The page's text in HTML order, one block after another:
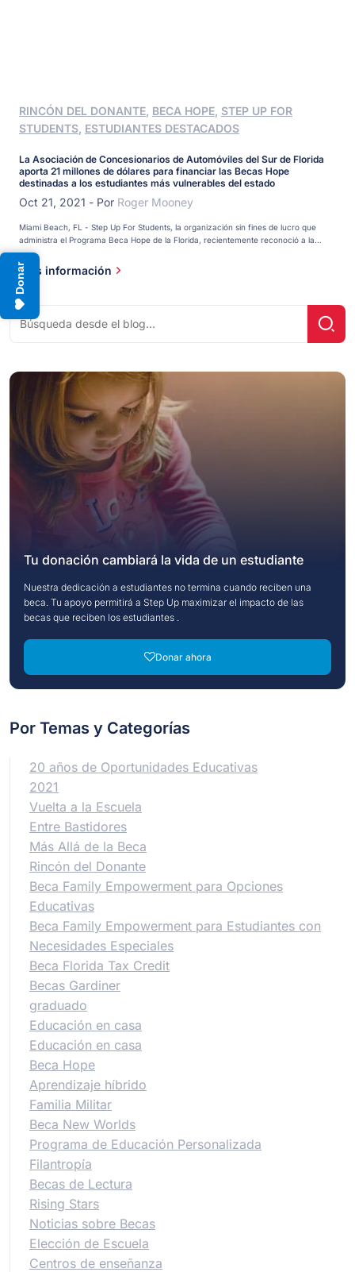
Donar
RINCÓN DEL DONANTE BECA HOPE STEP UP FOR
STUDENTS ESTUDIANTES DESTACADOS
La Asociación de Concesionarios de Automóviles del Sur de Florida
aporta 21 millones de dólares para financiar las Becas Hope
destinadas a los estudiantes más vulnerables del estado
Oct 21, 2021 - Por Roger Mooney
Miami Beach, FL - Step Up For Students, la organización sin fines de lucro que
administra el Programa Beca Hope de la Florida, recientemente reconoció a la
Asociación de Concesionarios de Automóviles del Sur de la Florida (SFADA) y a sus
miembros concesionarios con el Premio Partners For Hope por apoyar el programa
desde su inicio. Colectivamente, los concesionarios miembros de SFADA han
contribuido con $21,887,000 para financiar becas Hope para [...]
Más información
Buscar:
Tu donación cambiará la vida de un estudiante
Nuestra dedicación a estudiantes no termina cuando reciben una
beca. Tu apoyo permitirá a Step Up maximizar el impacto de las
becas que reciben los estudiantes .
Donar ahora
Por Temas y Categorías
20 años de Oportunidades Educativas
2021
Vuelta a la Escuela
Entre Bastidores
Más Allá de la Beca
Rincón del Donante
Beca Family Empowerment para Opciones
Educativas
Beca Family Empowerment para Estudiantes con
Necesidades Especiales
Beca Florida Tax Credit
Becas Gardiner
graduado
Educación en casa
Educación en casa
Beca Hope
Aprendizaje híbrido
Familia Militar
Beca New Worlds
Programa de Educación Personalizada
Filantropía
Becas de Lectura
Rising Stars
Noticias sobre Becas
Elección de Escuela
Centros de enseñanza